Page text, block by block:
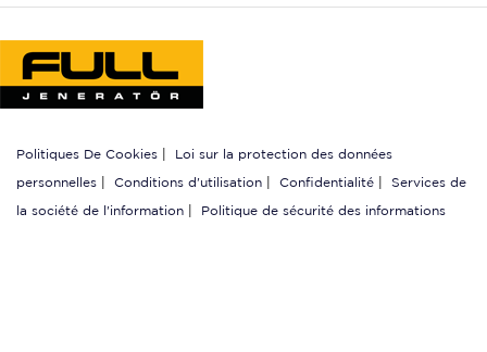
Politiques De Cookies Loi sur la protection des données
personnelles Conditions d'utilisation Confidentialité Services de
la société de l'information Politique de sécurité des informations